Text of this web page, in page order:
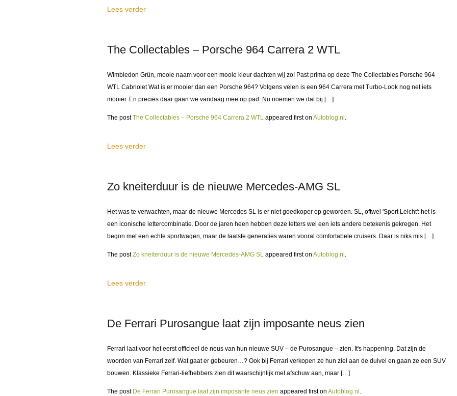
Lees verder
The Collectables – Porsche 964 Carrera 2 WTL
Wimbledon Grün, mooie naam voor een mooie kleur dachten wij zo! Past prima op deze The Collectables Porsche 964
WTL Cabriolet Wat is er mooier dan een Porsche 964? Volgens velen is een 964 Carrera met Turbo-Look nog net iets
mooier. En precies daar gaan we vandaag mee op pad. Nu noemen we dat bij […]
The postThe Collectables – Porsche 964 Carrera 2 WTL appeared first on Autoblog.nl .
Lees verder
Zo kneiterduur is de nieuwe Mercedes-AMG SL
Het was te verwachten, maar de nieuwe Mercedes SL is er niet goedkoper op geworden. SL, oftwel 'Sport Leicht': het is
een iconische lettercombinatie. Door de jaren heen hebben deze letters wel een iets andere betekenis gekregen. Het
begon met een echte sportwagen, maar de laatste generaties waren vooral comfortabele cruisers. Daar is niks mis […]
The postZo kneiterduur is de nieuwe Mercedes-AMG SL appeared first on Autoblog.nl .
Lees verder
De Ferrari Purosangue laat zijn imposante neus zien
Ferrari laat voor het eerst officieel de neus van hun nieuwe SUV – de Purosangue – zien. It's happening. Dat zijn de
woorden van Ferrari zelf. Wat gaat er gebeuren…? Ook bij Ferrari verkopen ze hun ziel aan de duivel en gaan ze een SUV
bouwen. Klassieke Ferrari-liefhebbers zien dit waarschijnlijk met afschuw aan, maar […]
The post De Ferrari Purosangue laat zijn imposante neus zien appeared first on Autoblog.nl .